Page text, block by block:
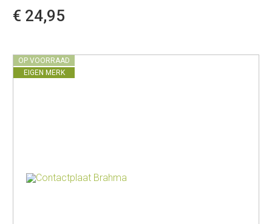
€ 24,95
OP VOORRAAD
EIGEN MERK